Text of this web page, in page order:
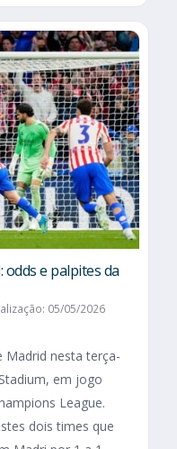
odds e palpites da
05/05/2026
Madrid nesta terça-
em jogo
League.
dois times que